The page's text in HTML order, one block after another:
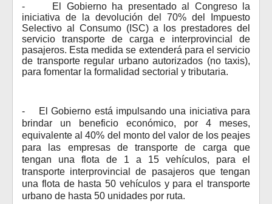
-
El Gobierno ha presentado al Congreso la
iniciativa de la devolución del 70% del Impuesto
Selectivo al Consumo (ISC) a los prestadores del
servicio transporte de carga e interprovincial de
pasajeros. Esta medida se extenderá para el servicio
de transporte regular urbano autorizados (no taxis),
para fomentar la formalidad sectorial y tributaria.
-
El Gobierno está impulsando una iniciativa para
brindar un beneficio económico, por 4 meses,
equivalente al 40% del monto del valor de los peajes
para las empresas de transporte de carga que
tengan una flota de 1 a 15 vehículos, para el
transporte interprovincial de pasajeros que tengan
una flota de hasta 50 vehículos y para el transporte
urbano de hasta 50 unidades por ruta.